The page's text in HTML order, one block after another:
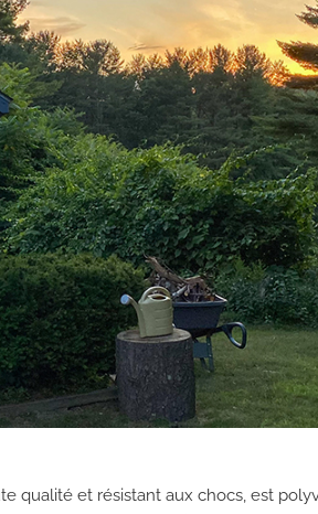
qualité et résistant aux chocs, est